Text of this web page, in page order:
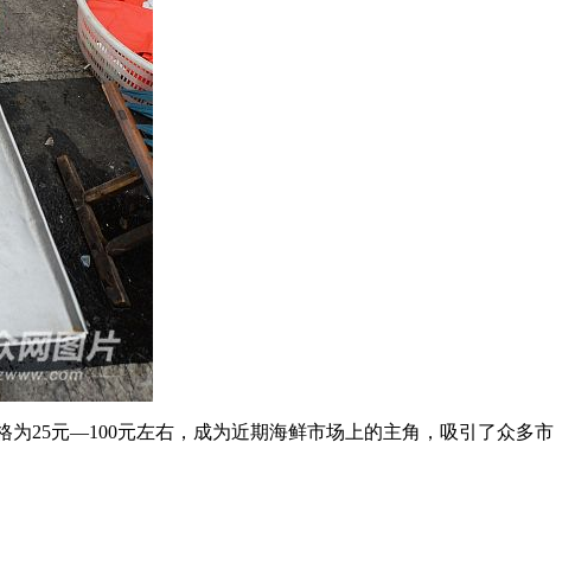
为25元—100元左右，成为近期海鲜市场上的主角，吸引了众多市